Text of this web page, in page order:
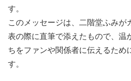
す。
このメッセージは、二階堂ふみが
表の際に直筆で添えたもので、温
ちをファンや関係者に伝えるため
す。